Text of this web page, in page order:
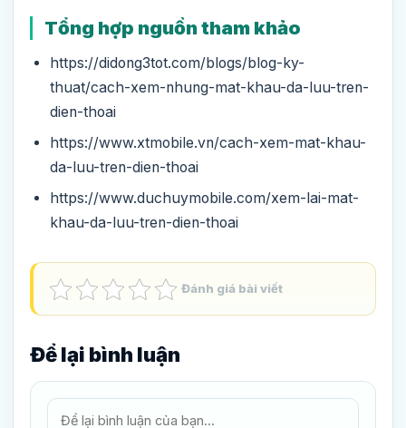
Tổng hợp nguồn tham khảo
https://didong3tot.com/blogs/blog-ky-
thuat/cach-xem-nhung-mat-khau-da-luu-tren-
dien-thoai
https://www.xtmobile.vn/cach-xem-mat-khau-
da-luu-tren-dien-thoai
https://www.duchuymobile.com/xem-lai-mat-
khau-da-luu-tren-dien-thoai
Đánh giá bài viết
Để lại bình luận